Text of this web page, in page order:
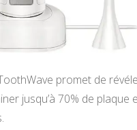
promet de
jusqu’à 70% de